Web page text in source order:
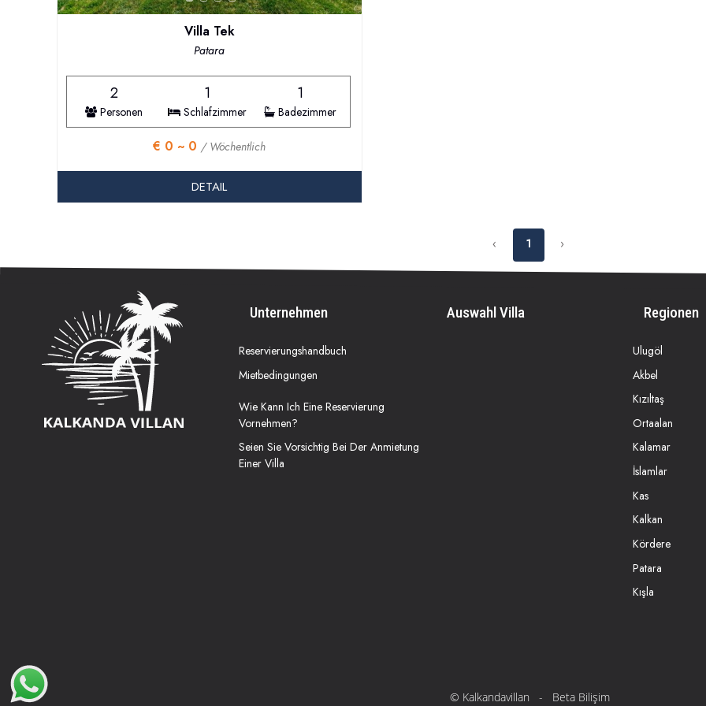
Villa Tek
Patara
2
Personen
1
Schlafzimmer
1
Badezimmer
€ 0 ~ 0 / Wöchentlich
DETAIL
‹ 1 ›
Unternehmen
Reservierungshandbuch
Mietbedingungen
Wie Kann Ich Eine Reservierung
Vornehmen?
Seien Sie Vorsichtig Bei Der Anmietung
Einer Villa
Auswahl Villa Regionen
Ulugöl
Akbel
Kızıltaş
Ortaalan
Kalamar
İslamlar
Kas
Kalkan
Kördere
Patara
Kışla
© Kalkandavillan - Beta Bilişim